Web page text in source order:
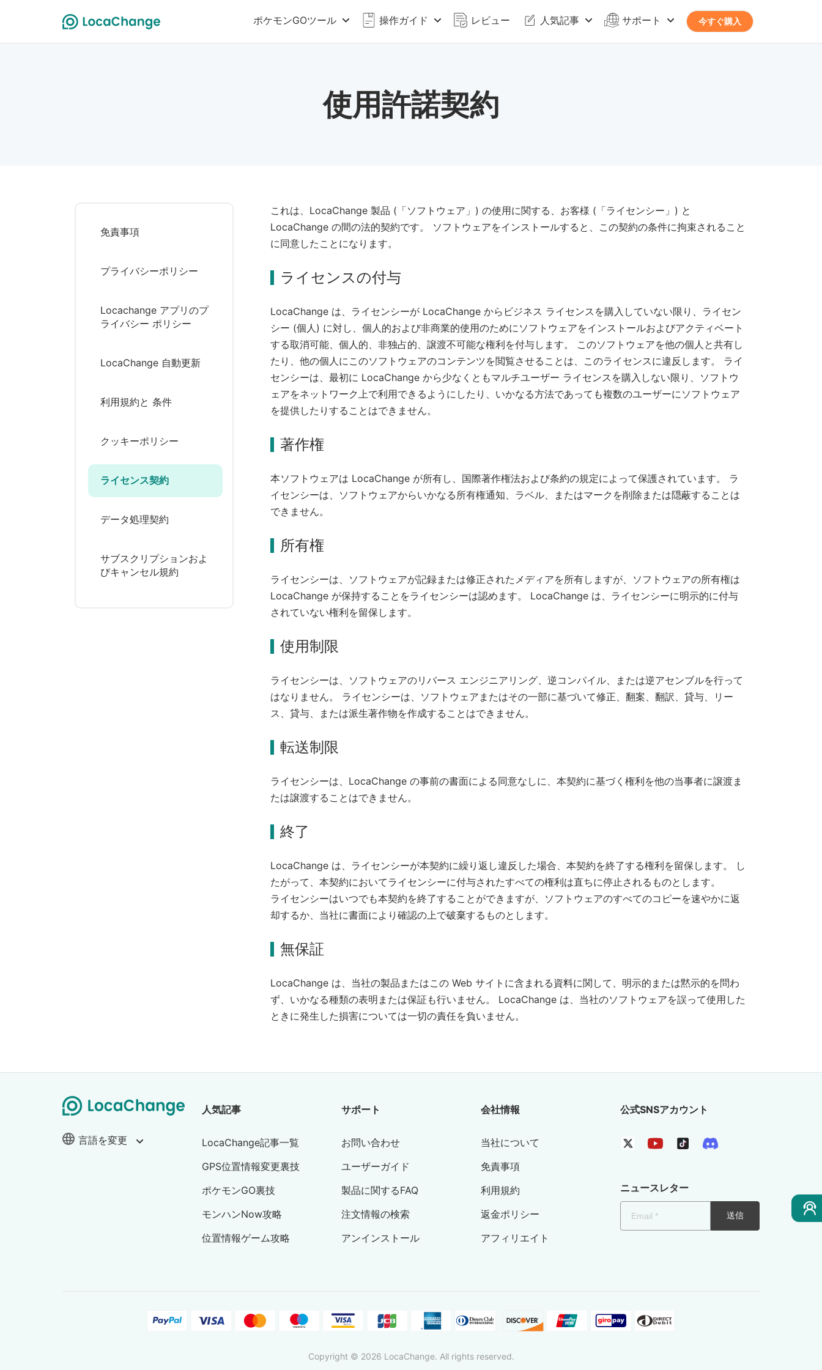
ポケモンGOツール 操作ガイド レビュー 人気記事 サポート 今すぐ購入
使用許諾契約
免責事項
プライバシーポリシー
Locachange アプリのプ
ライバシー ポリシー
LocaChange 自動更新
利用規約と 条件
クッキーポリシー
ライセンス契約
データ処理契約
サブスクリプションおよ
びキャンセル規約
これは、LocaChange 製品 (「ソフトウェア」) の使用に関する、お客様 (「ライセンシー」) と
LocaChange の間の法的契約です。 ソフトウェアをインストールすると、この契約の条件に拘束されること
に同意したことになります。
ライセンスの付与
LocaChange は、ライセンシーが LocaChange からビジネス ライセンスを購入していない限り、ライセン
シー (個人) に対し、個人的および非商業的使用のためにソフトウェアをインストールおよびアクティベート
する取消可能、個人的、非独占的、譲渡不可能な権利を付与します。 このソフトウェアを他の個人と共有し
たり、他の個人にこのソフトウェアのコンテンツを閲覧させることは、このライセンスに違反します。 ライ
センシーは、最初に LocaChange から少なくともマルチユーザー ライセンスを購入しない限り、ソフトウ
ェアをネットワーク上で利用できるようにしたり、いかなる方法であっても複数のユーザーにソフトウェア
を提供したりすることはできません。
著作権
本ソフトウェアは LocaChange が所有し、国際著作権法および条約の規定によって保護されています。 ラ
イセンシーは、ソフトウェアからいかなる所有権通知、ラベル、またはマークを削除または隠蔽することは
できません。
所有権
ライセンシーは、ソフトウェアが記録または修正されたメディアを所有しますが、ソフトウェアの所有権は
LocaChange が保持することをライセンシーは認めます。 LocaChange は、ライセンシーに明示的に付与
されていない権利を留保します。
使用制限
ライセンシーは、ソフトウェアのリバース エンジニアリング、逆コンパイル、または逆アセンブルを行って
はなりません。 ライセンシーは、ソフトウェアまたはその一部に基づいて修正、翻案、翻訳、貸与、リー
ス、貸与、または派生著作物を作成することはできません。
転送制限
ライセンシーは、LocaChange の事前の書面による同意なしに、本契約に基づく権利を他の当事者に譲渡ま
たは譲渡することはできません。
終了
LocaChange は、ライセンシーが本契約に繰り返し違反した場合、本契約を終了する権利を留保します。 し
たがって、本契約においてライセンシーに付与されたすべての権利は直ちに停止されるものとします。
ライセンシーはいつでも本契約を終了することができますが、ソフトウェアのすべてのコピーを速やかに返
却するか、当社に書面により確認の上で破棄するものとします。
無保証
LocaChange は、当社の製品またはこの Web サイトに含まれる資料に関して、明示的または黙示的を問わ
ず、いかなる種類の表明または保証も行いません。 LocaChange は、当社のソフトウェアを誤って使用した
ときに発生した損害については一切の責任を負いません。
言語を変更
人気記事
LocaChange記事一覧
GPS位置情報変更裏技
ポケモンGO裏技
モンハンNow攻略
位置情報ゲーム攻略
サポート
お問い合わせ
ユーザーガイド
製品に関するFAQ
注文情報の検索
アンインストール
会社情報
当社について
免責事項
利用規約
返金ポリシー
アフィリエイト
公式SNSアカウント
ニュースレター
送信
Copyright © 2026 LocaChange. All rights reserved.